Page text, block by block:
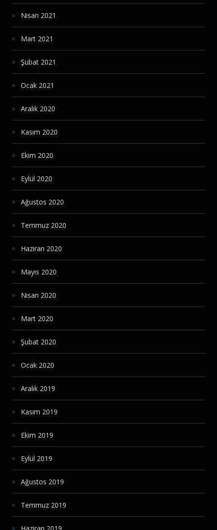
Nisan 2021
Mart 2021
Şubat 2021
Ocak 2021
Aralık 2020
Kasım 2020
Ekim 2020
Eylül 2020
Ağustos 2020
Temmuz 2020
Haziran 2020
Mayıs 2020
Nisan 2020
Mart 2020
Şubat 2020
Ocak 2020
Aralık 2019
Kasım 2019
Ekim 2019
Eylül 2019
Ağustos 2019
Temmuz 2019